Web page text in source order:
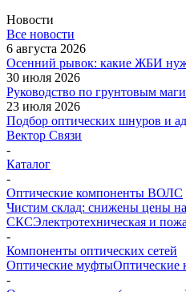
Новости
Все новости
6 августа 2026
Осенний рывок: какие ЖБИ
30 июля 2026
Руководство по грунтовым
23 июля 2026
Подбор оптических шнуров и
Вектор Связи
-
Каталог
-
Оптические компоненты ВОЛС
Чистим склад: снижены цены на
СКСЭлектротехническая и
-
Компоненты оптических сетей
Оптические муфтыОптические
-